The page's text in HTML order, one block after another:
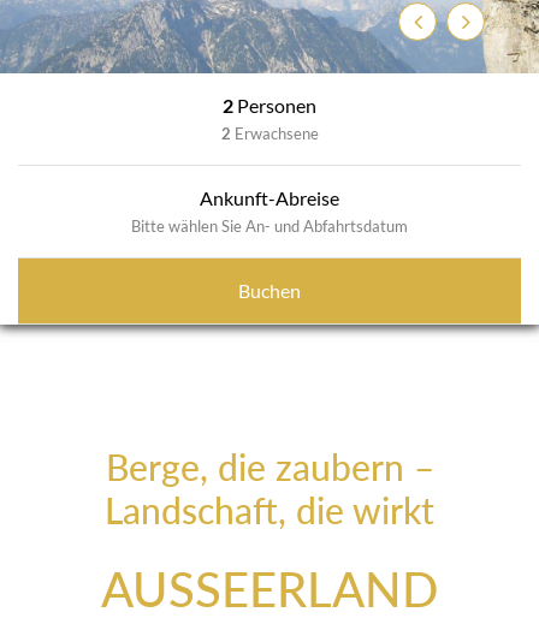
ZurückWeiter
2 Personen
2 Erwachsene
Ankunft-Abreise
Bitte wählen Sie An- und Abfahrtsdatum
Buchen
Berge, die zaubern –
Landschaft, die wirkt
AUSSEERLAND